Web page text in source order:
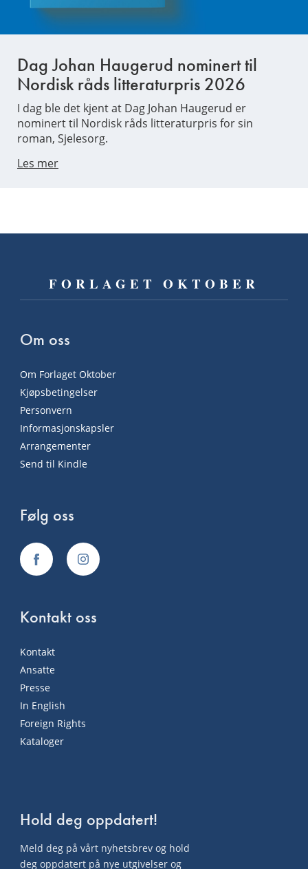
Dag Johan Haugerud nominert til
Nordisk råds litteraturpris 2026
I dag ble det kjent at Dag Johan Haugerud er
nominert til Nordisk råds litteraturpris for sin
roman, Sjelesorg.
Les mer
FORLAGET OKTOBER
Om oss
Om Forlaget Oktober
Kjøpsbetingelser
Personvern
Informasjonskapsler
Arrangementer
Send til Kindle
Følg oss
Kontakt oss
Kontakt
Ansatte
Presse
In English
Foreign Rights
Kataloger
Hold deg oppdatert!
Meld deg på vårt nyhetsbrev og hold
deg oppdatert på nye utgivelser og